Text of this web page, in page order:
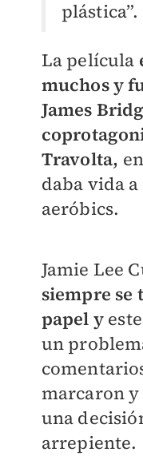
plástica”.
La película
muchos y
James
Travolta,
daba vida
aeróbics.
Jamie Lee
siempre se
papel y
un
marcaron
una
arrepiente.